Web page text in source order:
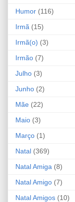
Humor (116)
Irmã (15)
Irmã(o) (3)
Irmão (7)
Julho (3)
Junho (2)
Mãe (22)
Maio (3)
Março (1)
Natal (369)
Natal Amiga (8)
Natal Amigo (7)
Natal Amigos (10)